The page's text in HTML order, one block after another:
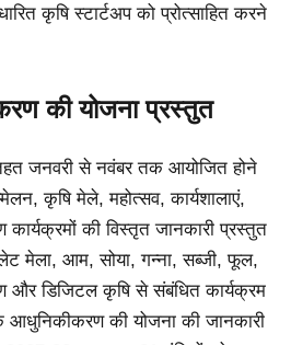
कृषि स्टार्टअप को प्रोत्साहित करने
की योजना प्रस्तुत
जनवरी से नवंबर तक आयोजित होने
कृषि मेले, महोत्सव, कार्यशालाएं,
कार्यक्रमों की विस्तृत जानकारी प्रस्तुत
मेला, आम, सोया, गन्ना, सब्जी, फूल,
और डिजिटल कृषि से संबंधित कार्यक्रम
की योजना की जानकारी